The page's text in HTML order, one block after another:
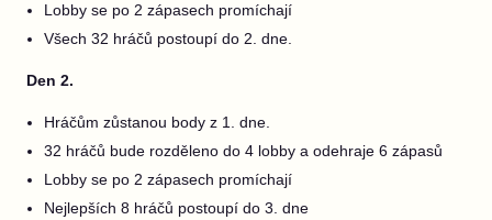
Lobby se po 2 zápasech promíchají
Všech 32 hráčů postoupí do 2. dne.
Den 2.
Hráčům zůstanou body z 1. dne.
32 hráčů bude rozděleno do 4 lobby a odehraje 6 zápasů
Lobby se po 2 zápasech promíchají
Nejlepších 8 hráčů postoupí do 3. dne